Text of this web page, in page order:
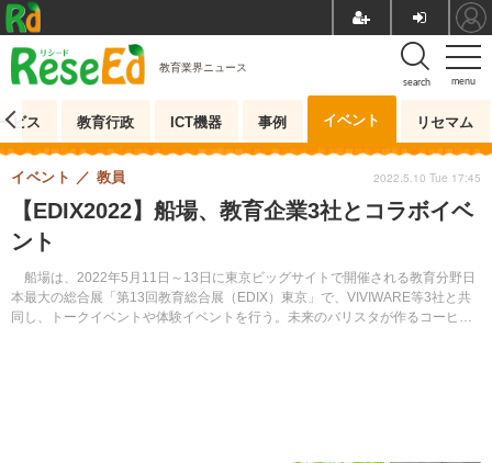
menu
search
教育業界ニュース
ビス 教育行政 ICT機器 事例 イベント リセマム
【EDIX2022】船場、教育企業3社とコラボイベ
ント
船場は、2022年5月11日～13日に東京ビッグサイトで開催される教育分野日
本最大の総合展「第13回教育総合展（EDIX）東京」で、VIVIWARE等3社と共
同し、トークイベントや体験イベントを行う。未来のバリスタが作るコーヒー
イベント 教員 2022.5.10 Tue 17:45